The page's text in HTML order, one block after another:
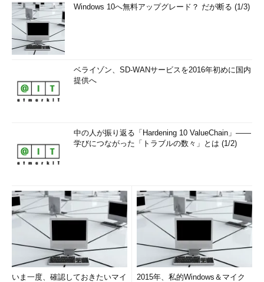
Windows 10へ無料アップグレード？ だが断る (1/3)
ベライゾン、SD-WANサービスを2016年初めに国内
提供へ
中の人が振り返る「Hardening 10 ValueChain」――
学びにつながった「トラブルの数々」とは (1/2)
いま一度、確認しておきたいマイ
2015年、私的Windows＆マイク